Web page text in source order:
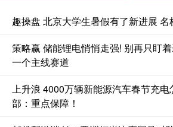
趣操盘 北京大学生暑假有了新进展
策略赢 储能锂电悄悄走强! 别再只盯
一个主线赛道
上升浪 4000万辆新能源汽车春节充
部：重点保障！